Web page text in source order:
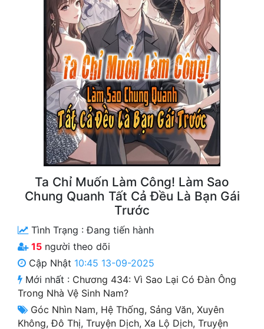
Truyện Convert
Truyện Dịch
Truyện Nhập Môn
Truyện ngắn
Xa Lộ Dịch
Cạnh Kỹ
Cổ Tiên Hiệp
Cổ Đại
Ta Chỉ Muốn Làm Công! Làm Sao
Chung Quanh Tất Cả Đều Là Bạn Gái
Trước
Tình Trạng :Đang tiến hành
15 người theo dõi
Cập Nhật 10:45 13-09-2025
Mới nhất : Chương 434: Vì Sao Lại Có Đàn Ông
Trong Nhà Vệ Sinh Nam?
Góc Nhìn Nam, Hệ Thống, Sảng Văn, Xuyên
Không,Đô Thị, Truyện Dịch, Xa Lộ Dịch, Truyện